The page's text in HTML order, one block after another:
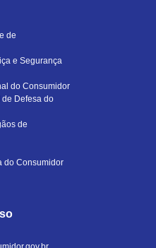
de
e Segurança
do Consumidor
Defesa do
de
do Consumidor